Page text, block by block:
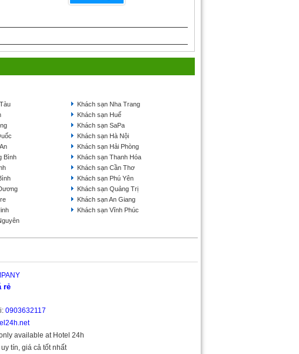
Khách sạn Nha Trang
Khách sạn Huế
Khách sạn SaPa
Khách sạn Hà Nội
Khách sạn Hải Phòng
Bình
Khách sạn Thanh Hóa
Khách sạn Cần Thơ
Khách sạn Phú Yên
Khách sạn Quảng Trị
Khách sạn An Giang
Khách sạn Vĩnh Phúc
rẻ
0903632117
available at Hotel 24h
tín, giá cả tốt nhất